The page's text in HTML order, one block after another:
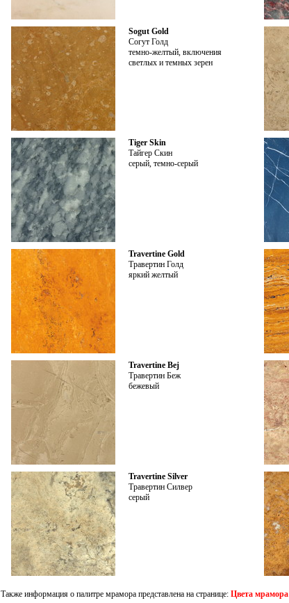
Sogut Gold
Согут Голд
темно-желтый, включения
светлых и темных зерен
Tiger Skin
Тайгер Скин
серый, темно-серый
Travertine Gold
Травертин Голд
яркий желтый
Travertine Bej
Травертин Беж
бежевый
Travertine Silver
Травертин Силвер
серый
Также информация о палитре мрамора представлена на странице: Цвета мрамора